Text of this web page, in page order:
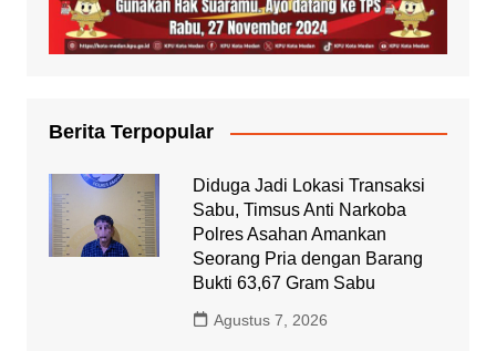
Berita Terpopular
Diduga Jadi Lokasi Transaksi
Sabu, Timsus Anti Narkoba
Polres Asahan Amankan
Seorang Pria dengan Barang
Bukti 63,67 Gram Sabu
Agustus 7, 2026